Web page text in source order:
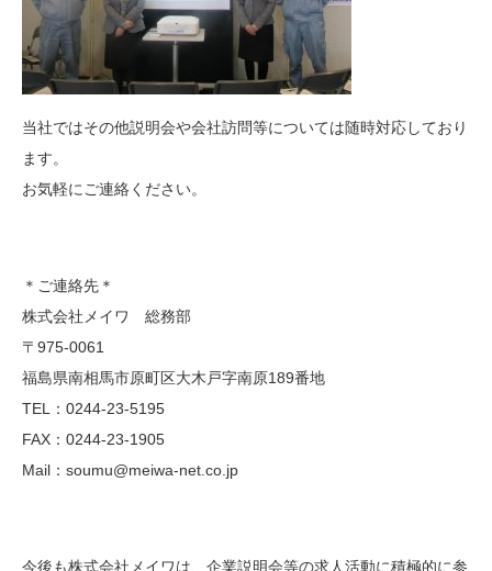
当社ではその他説明会や会社訪問等については随時対応しており
ます。
お気軽にご連絡ください。
＊ご連絡先＊
株式会社メイワ 総務部
〒975-0061
福島県南相馬市原町区大木戸字南原189番地
TEL：0244-23-5195
FAX：0244-23-1905
Mail：soumu@meiwa-net.co.jp
今後も株式会社メイワは、企業説明会等の求人活動に積極的に参